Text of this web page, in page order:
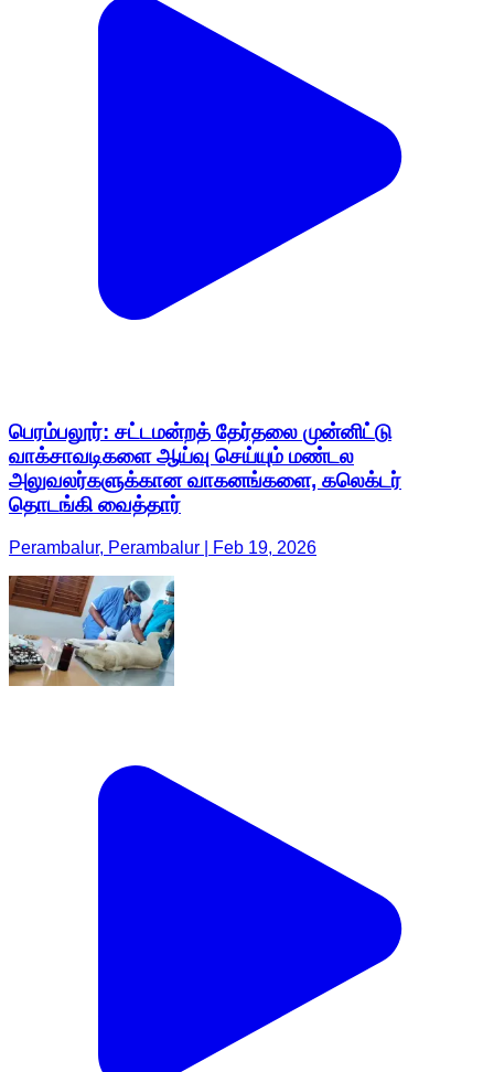
பெரம்பலூர்: சட்டமன்றத் தேர்தலை முன்னிட்டு
வாக்சாவடிகளை ஆய்வு செய்யும் மண்டல
அலுவலர்களுக்கான வாகனங்களை, கலெக்டர்
தொடங்கி வைத்தார்
Perambalur, Perambalur | Feb 19, 2026